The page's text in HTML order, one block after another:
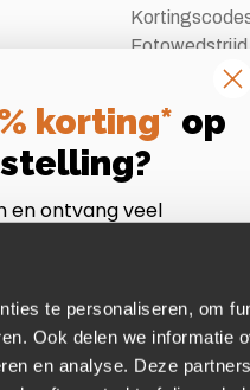
te personaliseren, om
Ook delen we informatie
en analyse. Deze
korting* op
en ontvang veel
met andere acties of